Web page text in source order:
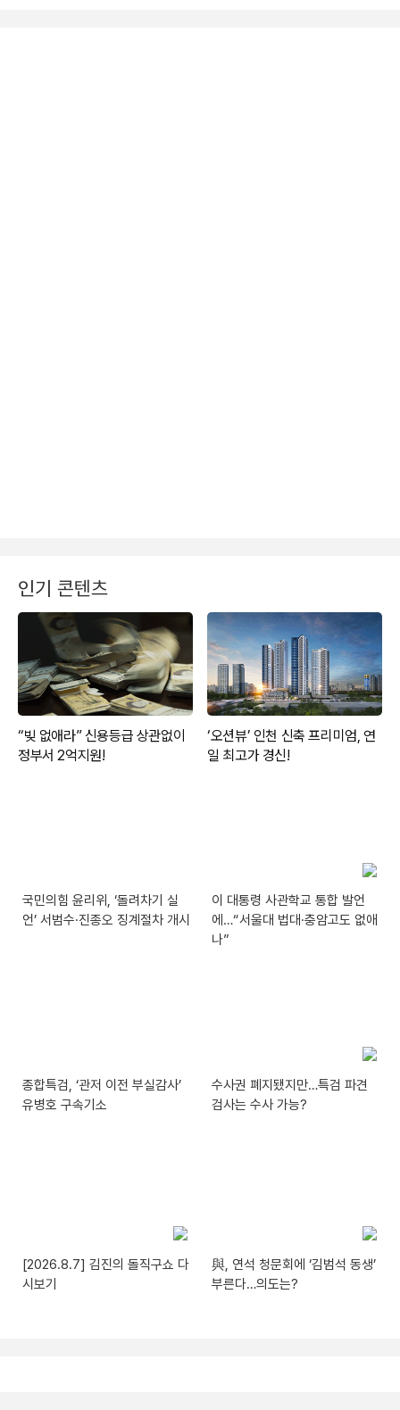
인기 콘텐츠
국민의힘 윤리위, ‘돌려차기 실
언’ 서범수·진종오 징계절차 개시
이 대통령 사관학교 통합 발언
에…“서울대 법대·충암고도 없애
나”
종합특검, ‘관저 이전 부실감사’
유병호 구속기소
수사권 폐지됐지만…특검 파견
검사는 수사 가능?
[2026.8.7] 김진의 돌직구쇼 다
시보기
與, 연석 청문회에 ‘김범석 동생’
부른다…의도는?